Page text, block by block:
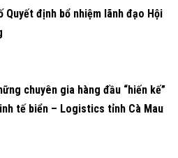
Quyết định bổ nhiệm lãnh đạo Hội
chuyên gia hàng đầu “hiến kế”
tế biển – Logistics tỉnh Cà Mau